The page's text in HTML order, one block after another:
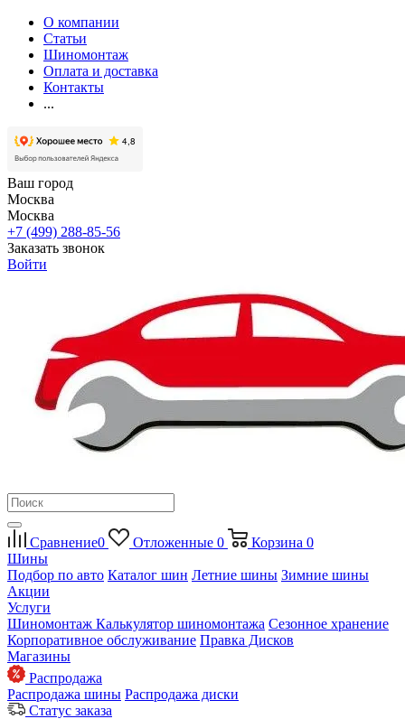
О компании
Статьи
Шиномонтаж
Оплата и доставка
Контакты
...
Ваш город
Москва
Москва
+7 (499) 288-85-56
Заказать звонок
Войти
Сравнение0 Отложенные 0 Корзина 0
Шины
Подбор по авто Каталог шин Летние шины Зимние шины
Акции
Услуги
Шиномонтаж Калькулятор шиномонтажа Сезонное хранение
Корпоративное обслуживание Правка Дисков
Магазины
Распродажа
Распродажа шины Распродажа диски
Статус заказа